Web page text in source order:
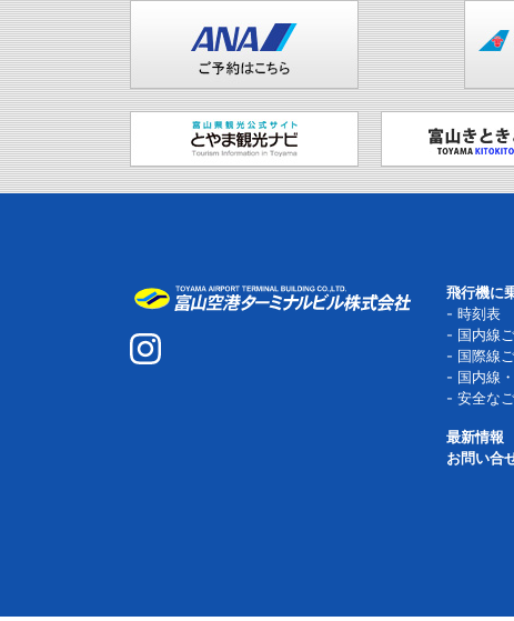
飛行機に
時刻表
国内線
国際線
国内線
安全な
最新情報
お問い合